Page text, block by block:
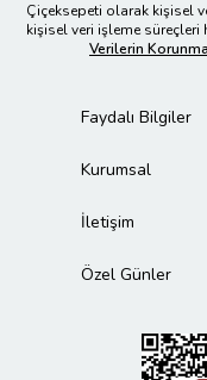
Çiçeksepeti olarak kişisel
kişisel veri işleme
Verilerin
Faydalı Bilgiler
Kurumsal
İletişim
Özel Günler